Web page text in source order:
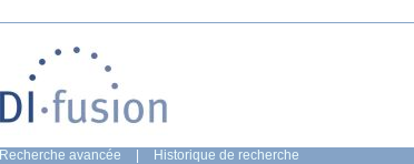
Recherche avancée Historique de recherche